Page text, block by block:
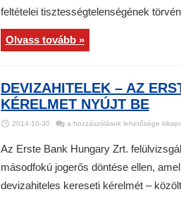
bejegyzéshez
feltételei tisztességtelenségének
Olvass tovább »
DEVIZAHITELEK – AZ
KÉRELMET NYÚJT BE
2014-10-30
Devizahitelek
Erste
Bank
kérelmet
be
a hozzászólások lehetősége
Az Erste Bank Hungary Zrt.
másodfokú jogerős döntése ellen,
devizahiteles kereseti kérelmét –